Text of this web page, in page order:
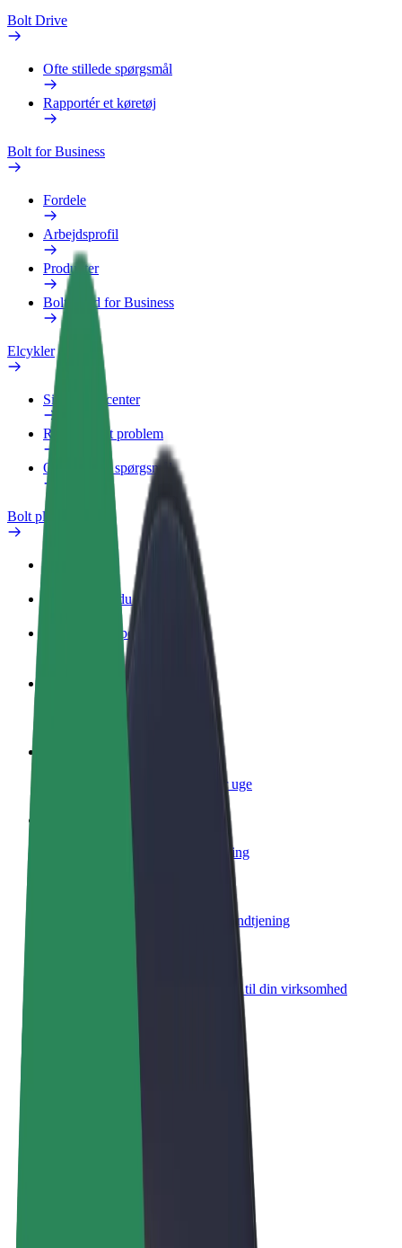
Bolt Drive
Ofte stillede spørgsmål
Rapportér et køretøj
Bolt for Business
Fordele
Arbejdsprofil
Produkter
Bolt Food for Business
Elcykler
Sikkerhedscenter
Rapportér et problem
Ofte stillede spørgsmål
Bolt plus
Sådan bliver du medlem
Ofte stillede spørgsmål
Lever mad og få udbetaling hver uge
Nå flere kunder og øg din indtjening
Tilføj din flåde til Bolt, og øg din indtjening
Bolt for Business
Bolt-produkter og tjenester skaleret til din virksomhed